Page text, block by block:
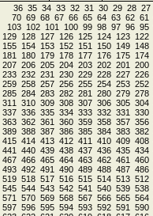
27
28
29
30
31
32
33
34
35
36
61
62
63
64
65
66
67
68
69
70
95
96
97
98
99
100
101
102
103
122
123
124
125
126
127
128
129
148
149
150
151
152
153
154
155
174
175
176
177
178
179
180
181
200
201
202
203
204
205
206
207
226
227
228
229
230
231
232
233
252
253
254
255
256
257
258
259
278
279
280
281
282
283
284
285
304
305
306
307
308
309
310
311
330
331
332
333
334
335
336
337
356
357
358
359
360
361
362
363
382
383
384
385
386
387
388
389
408
409
410
411
412
413
414
415
434
435
436
437
438
439
440
441
460
461
462
463
464
465
466
467
486
487
488
489
490
491
492
493
512
513
514
515
516
517
518
519
538
539
540
541
542
543
544
545
564
565
566
567
568
569
570
571
590
591
592
593
594
595
596
597